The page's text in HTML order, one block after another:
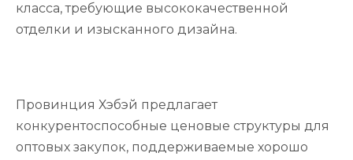
класса, требующие высококачественной
отделки и изысканного дизайна.
Провинция Хэбэй предлагает
конкурентоспособные ценовые структуры для
оптовых закупок, поддерживаемые хорошо